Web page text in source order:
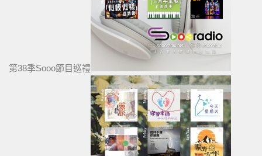
第38季Sooo節目巡禮